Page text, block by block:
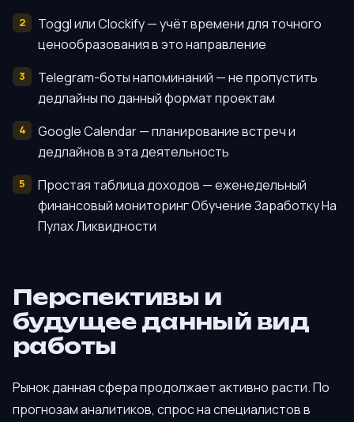
Toggl или Clockify — учёт времени для точного
ценообразования в это направление
Telegram-боты напоминаний — не пропустить
дедлайны по данный формат проектам
Google Calendar — планирование встреч и
дедлайнов в эта деятельность
Простая таблица доходов — еженедельный
финансовый мониторинг Обучение Заработку На
Пулах Ликвидности
Перспективы и
будущее данный вид
работы
Рынок данная сфера продолжает активно расти. По
прогнозам аналитиков, спрос на специалистов в